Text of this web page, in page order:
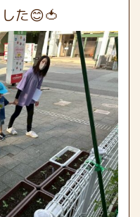
た😊🍅